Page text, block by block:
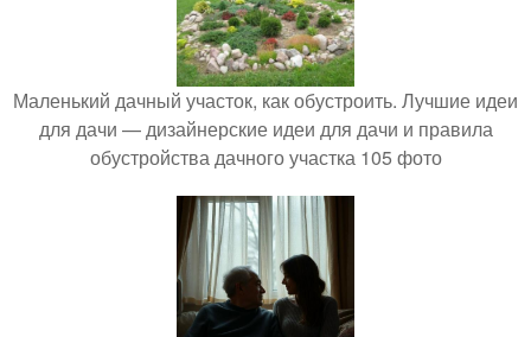
Маленький дачный участок, как обустроить. Лучшие идеи
для дачи — дизайнерские идеи для дачи и правила
обустройства дачного участка 105 фото